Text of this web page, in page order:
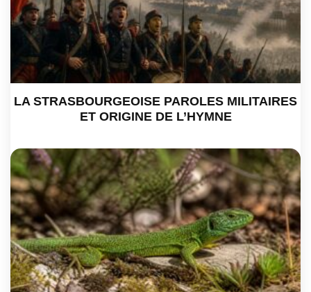
LA STRASBOURGEOISE PAROLES MILITAIRES
ET ORIGINE DE L’HYMNE